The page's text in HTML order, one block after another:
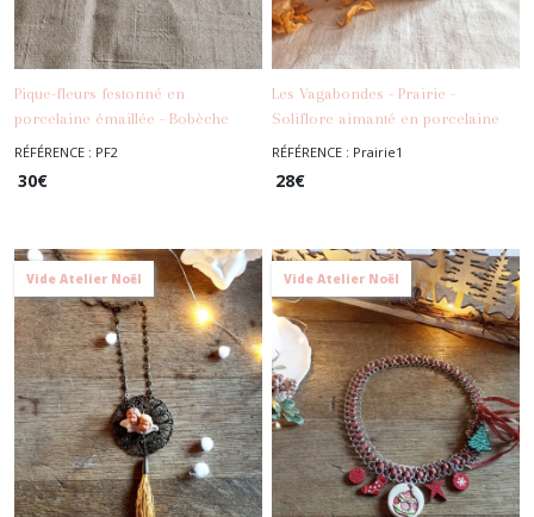
Pique-fleurs festonné en
porcelaine émaillée - Bobèche
faite main en céramique
RÉFÉRENCE : PF2
30€
Les Vagabondes - Prairie -
Soliflore aimanté en porcelaine
fait main- Soliflores
RÉFÉRENCE : Prairie1
28€
Vide Atelier Noël Vide Atelier Noël